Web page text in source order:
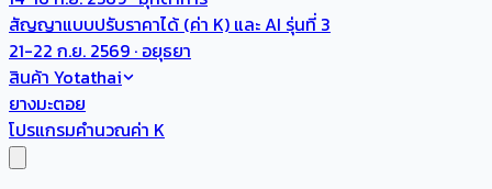
สัญญาแบบปรับราคาได้ (ค่า K) และ AI รุ่นที่ 3
21-22 ก.ย. 2569 · อยุธยา
สินค้า Yotathai
ยางมะตอย
โปรแกรมคำนวณค่า K